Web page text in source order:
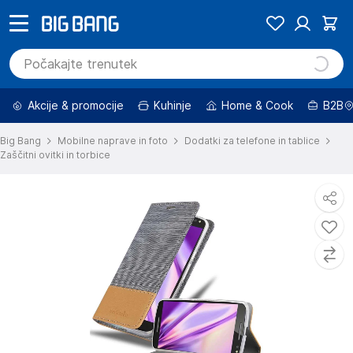
Akcije & promocije Kuhinje Home & Cook B2B
Big Bang Mobilne naprave in foto
Dodatki za telefone in tablice
Zaščitni ovitki in torbice